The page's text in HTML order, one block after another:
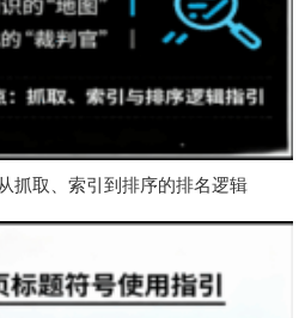
抓取、索引到排序的排名逻辑